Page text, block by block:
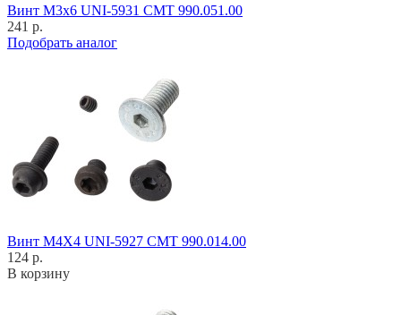
Винт M3x6 UNI-5931 CMT 990.051.00
241 р.
Подобрать аналог
Винт M4X4 UNI-5927 CMT 990.014.00
124 р.
В корзину